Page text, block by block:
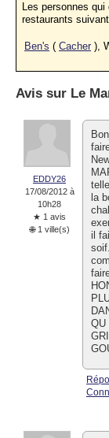
Les personnes qui
restaurants
Ben's ( Cacher ),
Avis sur Le
EDDY26
17/08/2012 à
10h28
★ 1 avis
🌐 1 ville(s)
la
il
QU